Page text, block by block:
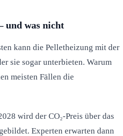
und was nicht
kann die Pelletheizung mit der
sie sogar unterbieten. Warum
meisten Fällen die
wird der CO₂-Preis über das
Experten erwarten dann